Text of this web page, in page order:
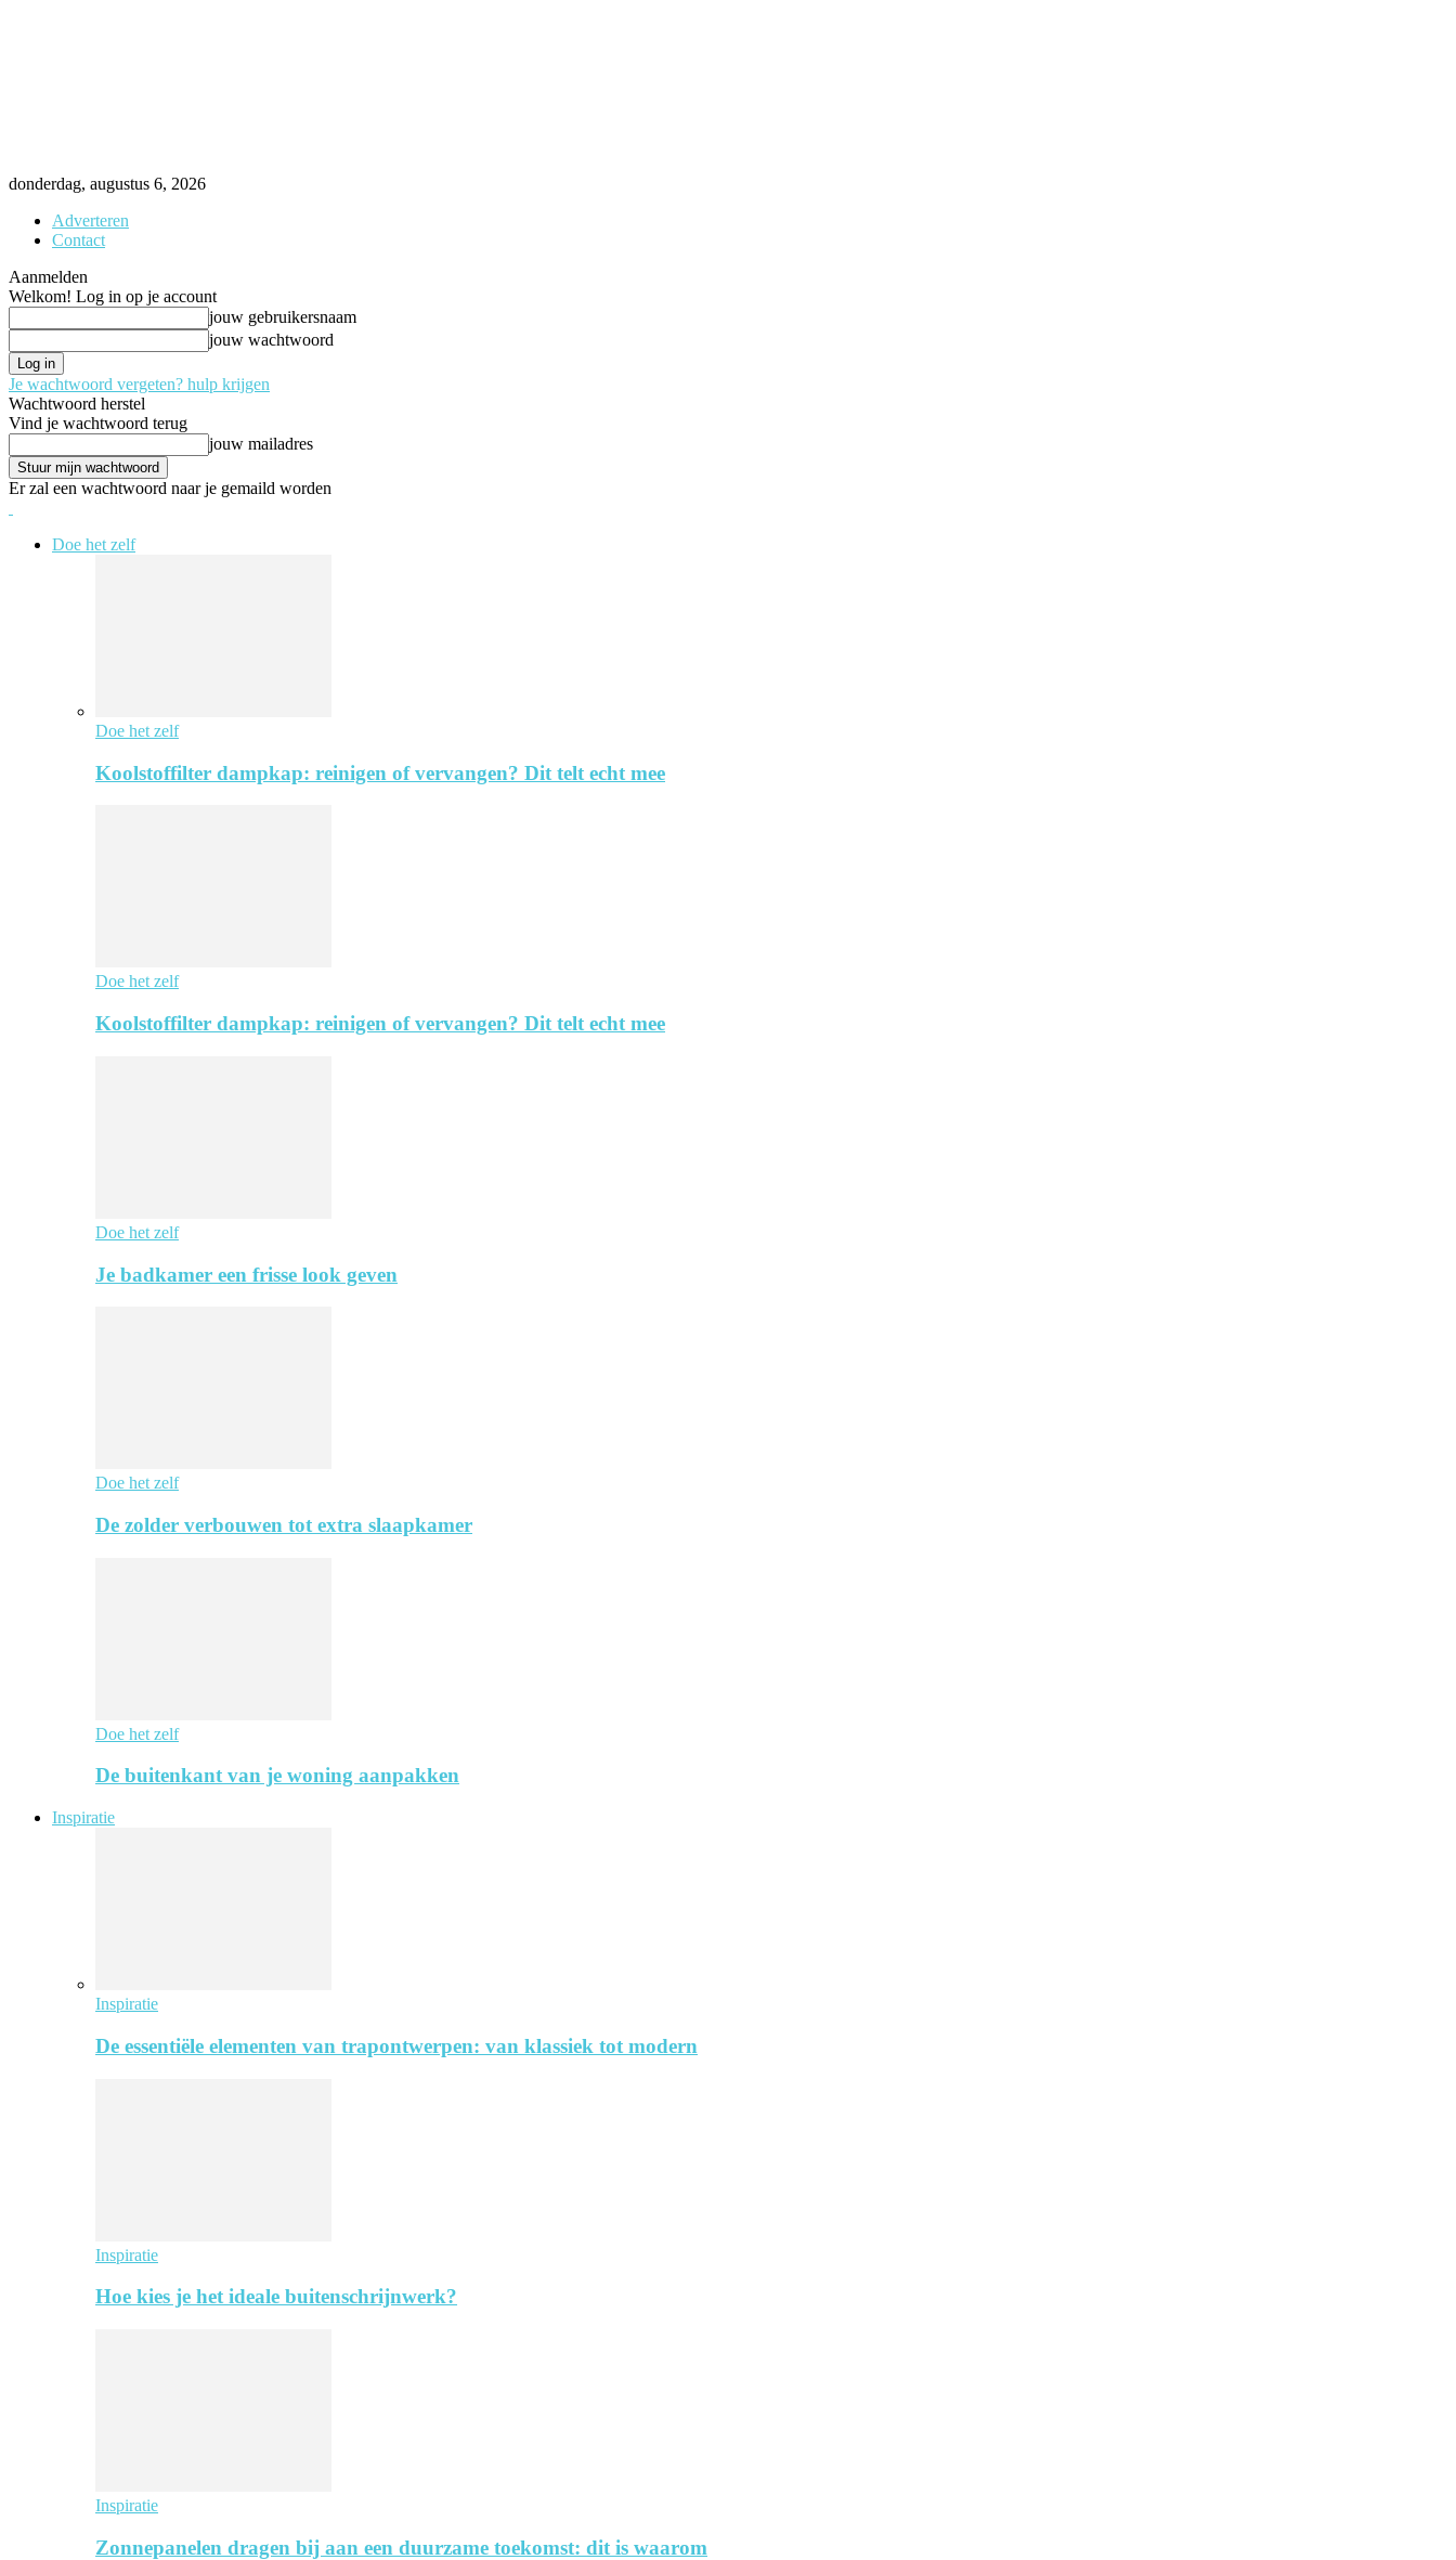
donderdag, augustus 6, 2026
Adverteren
Contact
Aanmelden
Welkom! Log in op je account
jouw gebruikersnaam
jouw wachtwoord
Je wachtwoord vergeten? hulp krijgen
Wachtwoord herstel
Vind je wachtwoord terug
jouw mailadres
Er zal een wachtwoord naar je gemaild worden
Doe het zelf
Doe het zelf
Koolstoffilter dampkap: reinigen of vervangen? Dit telt echt mee
Doe het zelf
Koolstoffilter dampkap: reinigen of vervangen? Dit telt echt mee
Doe het zelf
Je badkamer een frisse look geven
Doe het zelf
De zolder verbouwen tot extra slaapkamer
Doe het zelf
De buitenkant van je woning aanpakken
Inspiratie
Inspiratie
De essentiële elementen van trapontwerpen: van klassiek tot modern
Inspiratie
Hoe kies je het ideale buitenschrijnwerk?
Inspiratie
Zonnepanelen dragen bij aan een duurzame toekomst: dit is waarom